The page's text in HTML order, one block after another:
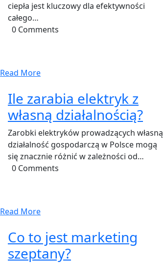
ciepła jest kluczowy dla efektywności
całego…
0 Comments
Read More
Ile zarabia elektryk z
własną działalnością?
Zarobki elektryków prowadzących własną
działalność gospodarczą w Polsce mogą
się znacznie różnić w zależności od…
0 Comments
Read More
Co to jest marketing
szeptany?